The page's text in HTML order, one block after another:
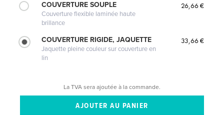
COUVERTURE SOUPLE
Couverture flexible laminée haute
brillance
26,66 €
COUVERTURE RIGIDE, JAQUETTE
Jaquette pleine couleur sur couverture en
lin
33,66 €
La TVA sera ajoutée à la commande.